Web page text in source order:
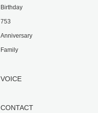
Birthday
753
Anniversary
Family
VOICE
CONTACT